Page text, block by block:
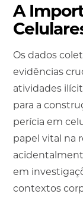
A
Os dados
evidências
atividades
para a
perícia em
papel vital na
em
contextos